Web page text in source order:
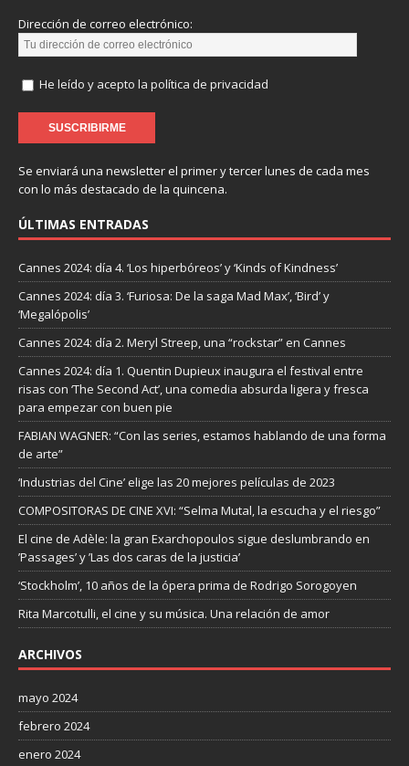
Dirección de correo electrónico:
He leído y acepto la política de privacidad
Se enviará una newsletter el primer y tercer lunes de cada mes
con lo más destacado de la quincena.
ÚLTIMAS ENTRADAS
Cannes 2024: día 4. ‘Los hiperbóreos’ y ‘Kinds of Kindness’
Cannes 2024: día 3. ‘Furiosa: De la saga Mad Max’, ‘Bird’ y
‘Megalópolis’
Cannes 2024: día 2. Meryl Streep, una “rockstar” en Cannes
Cannes 2024: día 1. Quentin Dupieux inaugura el festival entre
risas con ‘The Second Act’, una comedia absurda ligera y fresca
para empezar con buen pie
FABIAN WAGNER: “Con las series, estamos hablando de una forma
de arte”
‘Industrias del Cine’ elige las 20 mejores películas de 2023
COMPOSITORAS DE CINE XVI: “Selma Mutal, la escucha y el riesgo”
El cine de Adèle: la gran Exarchopoulos sigue deslumbrando en
’Passages’ y ’Las dos caras de la justicia’
‘Stockholm’, 10 años de la ópera prima de Rodrigo Sorogoyen
Rita Marcotulli, el cine y su música. Una relación de amor
ARCHIVOS
mayo 2024
febrero 2024
enero 2024